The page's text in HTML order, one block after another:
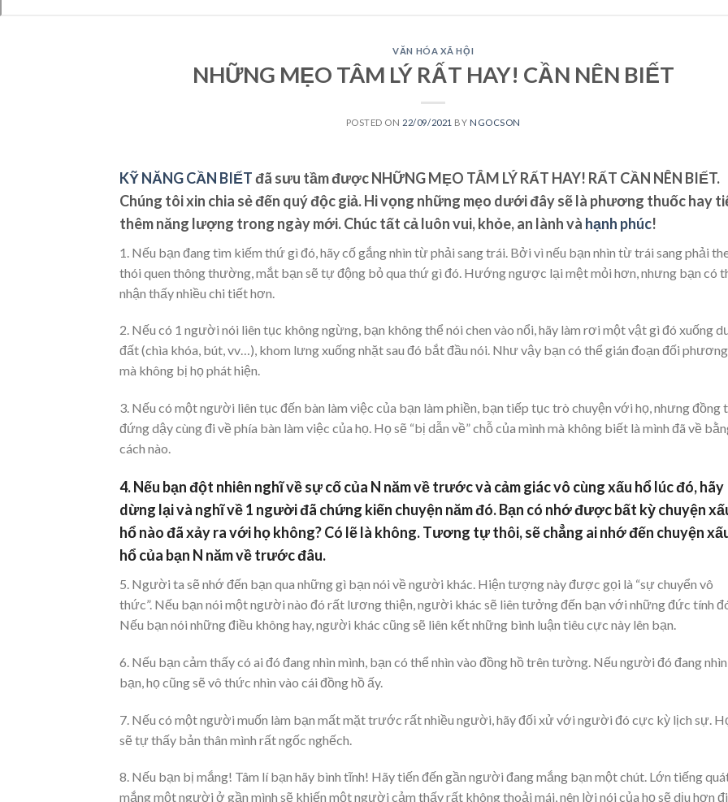
VĂN HÓA XÃ HỘI
NHỮNG MẸO TÂM LÝ RẤT HAY! CẦN NÊN BIẾT
POSTED ON 22/09/2021 BY NGOCSON
KỸ NĂNG CẦN BIẾTđã sưu tầm đượcNHỮNG MẸO TÂM LÝ RẤT HAY! RẤT CẦN NÊN BIẾT.
Chúng tôi xin chia sẻ đến quý độc giả. Hi vọng những mẹo dưới đây sẽ là phương thuốc hay
thêm năng lượng trong ngày mới. Chúc tất cả luôn vui, khỏe, an lành và hạnh phúc!
1. Nếu bạn đang tìm kiếm thứ gì đó, hãy cố gắng nhìn từ phải sang trái. Bởi vì nếu bạn nhìn từ trái sang phải
thói quen thông thường, mắt bạn sẽ tự động bỏ qua thứ gì đó. Hướng ngược lại mệt mỏi hơn, nhưng bạn có
nhận thấy nhiều chi tiết hơn.
2. Nếu có 1 người nói liên tục không ngừng, bạn không thể nói chen vào nổi, hãy làm rơi một vật gì đó xuống
đất (chìa khóa, bút, vv…), khom lưng xuống nhặt sau đó bắt đầu nói. Như vậy bạn có thể gián đoạn đối phương
mà không bị họ phát hiện.
3. Nếu có một người liên tục đến bàn làm việc của bạn làm phiền, bạn tiếp tục trò chuyện với họ, nhưng đồng
đứng dậy cùng đi về phía bàn làm việc của họ. Họ sẽ “bị dẫn về” chỗ của mình mà không biết là mình đã về
cách nào.
4. Nếu bạn đột nhiên nghĩ về sự cố của N năm về trước và cảm giác vô cùng xấu hổ lúc đó, hãy
dừng lại và nghĩ về 1 người đã chứng kiến chuyện năm đó. Bạn có nhớ được bất kỳ chuyện
hổ nào đã xảy ra với họ không? Có lẽ là không. Tương tự thôi, sẽ chẳng ai nhớ đến chuyện
hổ của bạn N năm về trước đâu.
5. Người ta sẽ nhớ đến bạn qua những gì bạn nói về người khác. Hiện tượng này được gọi là “sự chuyển vô
thức”. Nếu bạn nói một người nào đó rất lương thiện, người khác sẽ liên tưởng đến bạn với những đức tính
Nếu bạn nói những điều không hay, người khác cũng sẽ liên kết những bình luận tiêu cực này lên bạn.
6. Nếu bạn cảm thấy có ai đó đang nhìn mình, bạn có thể nhìn vào đồng hồ trên tường. Nếu người đó đang nhìn
bạn, họ cũng sẽ vô thức nhìn vào cái đồng hồ ấy.
7. Nếu có một người muốn làm bạn mất mặt trước rất nhiều người, hãy đối xử với người đó cực kỳ lịch sự.
sẽ tự thấy bản thân mình rất ngốc nghếch.
8. Nếu bạn bị mắng! Tâm lí bạn hãy bình tĩnh! Hãy tiến đến gần người đang mắng bạn một chút. Lớn tiếng
mắng một người ở gần mình sẽ khiến một người cảm thấy rất không thoải mái, nên lời nói của họ sẽ dịu hơn